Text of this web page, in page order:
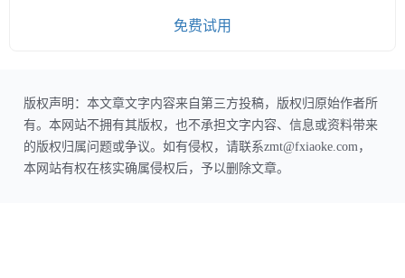
免费试用
版权声明：本文章文字内容来自第三方投稿，版权归原始作者所
有。本网站不拥有其版权，也不承担文字内容、信息或资料带来
的版权归属问题或争议。如有侵权，请联系zmt@fxiaoke.com，
本网站有权在核实确属侵权后，予以删除文章。